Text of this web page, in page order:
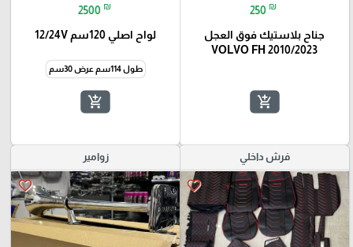
250 ₪
جناح بلاستيك فوق العجل
VOLVO FH 2010/2023
add_shopping_cart
2500 ₪
لواح اصلي 120سم 12/24V
طول 114سم عرض 30سم
add_shopping_cart
فرش داخلي
favorite_border
زوامير
favorite_border